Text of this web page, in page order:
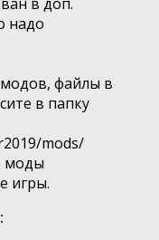
надо
файлы в
в папку
mods/
моды
игры.